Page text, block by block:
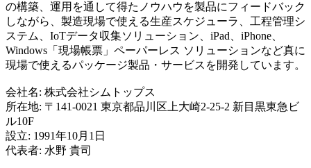
の構築、運用を通して得たノウハウを製品にフィードバック
しながら、製造現場で使える生産スケジューラ、工程管理シ
ステム、IoTデータ収集ソリューション、iPad、iPhone、
Windows「現場帳票」ペーパーレス ソリューションなど真に
現場で使えるパッケージ製品・サービスを開発しています。
会社名: 株式会社シムトップス
所在地: 〒141-0021 東京都品川区上大崎2-25-2 新目黒東急ビ
ル10F
設⽴: 1991年10月1日
代表者: 水野 貴司